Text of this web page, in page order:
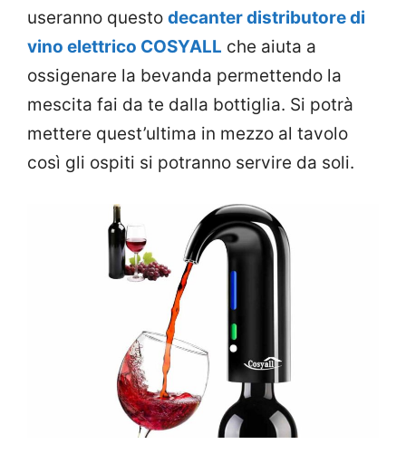
useranno questo decanter distributore di
vino elettrico COSYALL che aiuta a
ossigenare la bevanda permettendo la
mescita fai da te dalla bottiglia. Si potrà
mettere quest’ultima in mezzo al tavolo
così gli ospiti si potranno servire da soli.